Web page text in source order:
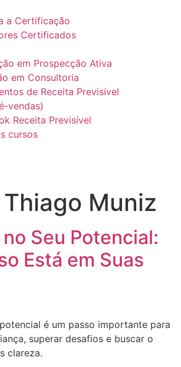
a Certificação
Certificados
em Prospecção Ativa
em Consultoria
de Receita Previsível
vendas)
Receita Previsível
cursos
Thiago Muniz
Seu Potencial:
Está em Suas
é um passo importante para
superar desafios e buscar o
clareza.